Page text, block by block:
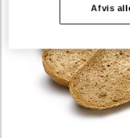
Afvis